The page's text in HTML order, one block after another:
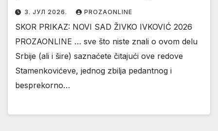
3. ЈУЛ 2026. PROZAONLINE
SKOR PRIKAZ: NOVI SAD ŽIVKO IVKOVIĆ 2026
PROZAONLINE … sve što niste znali o ovom delu
Srbije (ali i šire) saznaćete čitajući ove redove
Stamenkovićeve, jednog zbilja pedantnog i
besprekorno…